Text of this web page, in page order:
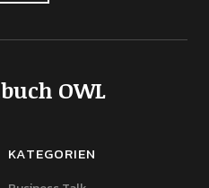
OWL
KATEGORIEN